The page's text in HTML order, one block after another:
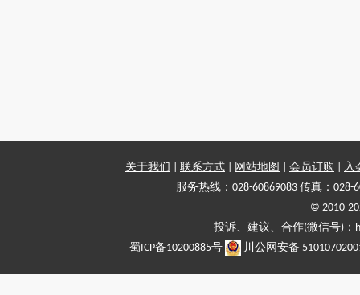
关于我们 联系方式 网站地图 会员订购
入
服务热线：028-60869083 传真：028-
© 2010-
投诉、建议、合作(微信号)
蜀ICP备10200885号
川公网安备